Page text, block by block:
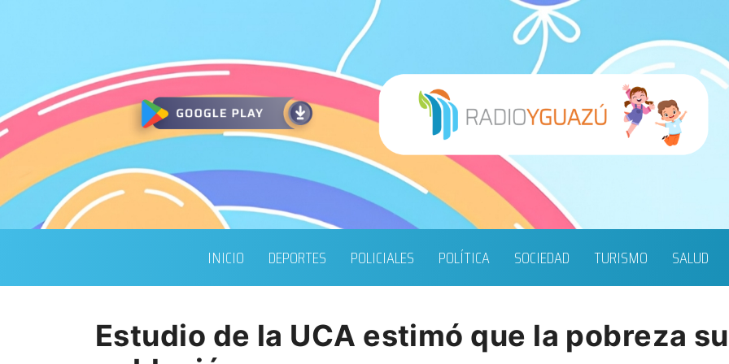
INICIO DEPORTES POLICIALES POLÍTICA SOCIEDAD TURISMO SALUD
Estudio de la UCA estimó que la pobreza